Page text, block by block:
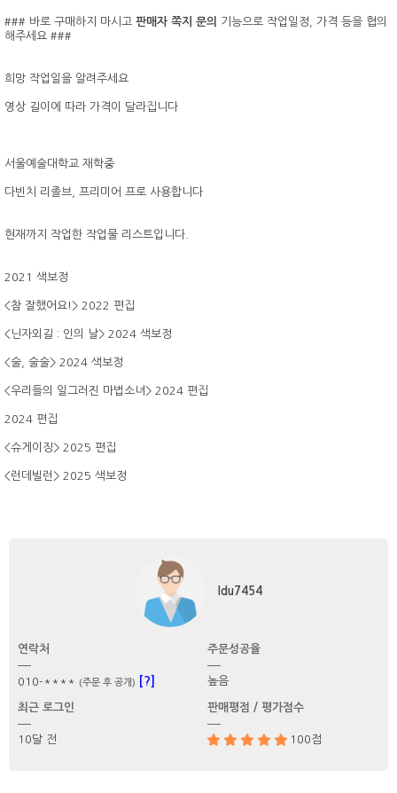
### 바로 구매하지 마시고 판매자 쪽지 문의
기능으로 작업일정, 가격 등을 협의
해주세요 ###
희망 작업일을 알려주세요
영상 길이에 따라 가격이 달라집니다
서울예술대학교 재학중
다빈치 리졸브, 프리미어 프로 사용합니다
현재까지 작업한 작업물 리스트입니다.
2021 색보정
<참 잘했어요!> 2022 편집
<닌자외길 : 인의 날> 2024 색보정
<술, 술술> 2024 색보정
<우리들의 일그러진 마법소녀> 2024 편집
2024 편집
<슈게이징> 2025 편집
<런데빌런> 2025 색보정
ldu7454
연락처
010-**** (주문 후 공개) [?]
주문성공율
높음
최근 로그인
10달 전
판매평점 / 평가점수
100점